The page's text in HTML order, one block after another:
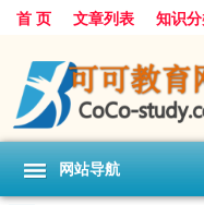
首 页 文章列表 知识
网站导航